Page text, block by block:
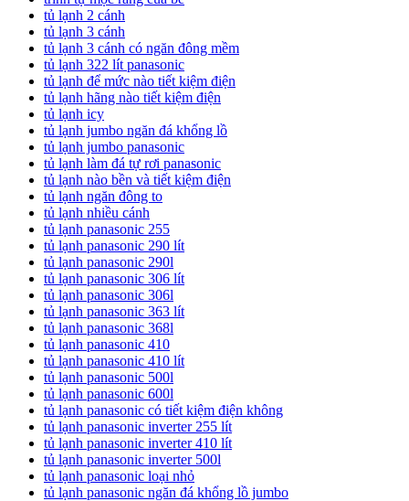
tủ lạnh 2 cánh
tủ lạnh 3 cánh
tủ lạnh 3 cánh có ngăn đông mềm
tủ lạnh 322 lít panasonic
tủ lạnh để mức nào tiết kiệm điện
tủ lạnh hãng nào tiết kiệm điện
tủ lạnh icy
tủ lạnh jumbo ngăn đá khổng lồ
tủ lạnh jumbo panasonic
tủ lạnh làm đá tự rơi panasonic
tủ lạnh nào bền và tiết kiệm điện
tủ lạnh ngăn đông to
tủ lạnh nhiều cánh
tủ lạnh panasonic 255
tủ lạnh panasonic 290 lít
tủ lạnh panasonic 290l
tủ lạnh panasonic 306 lít
tủ lạnh panasonic 306l
tủ lạnh panasonic 363 lít
tủ lạnh panasonic 368l
tủ lạnh panasonic 410
tủ lạnh panasonic 410 lít
tủ lạnh panasonic 500l
tủ lạnh panasonic 600l
tủ lạnh panasonic có tiết kiệm điện không
tủ lạnh panasonic inverter 255 lít
tủ lạnh panasonic inverter 410 lít
tủ lạnh panasonic inverter 500l
tủ lạnh panasonic loại nhỏ
tủ lạnh panasonic ngăn đá khổng lồ jumbo